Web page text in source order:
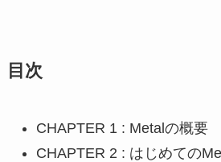
目次
CHAPTER 1 : Metalの概要
CHAPTER 2 : はじめての